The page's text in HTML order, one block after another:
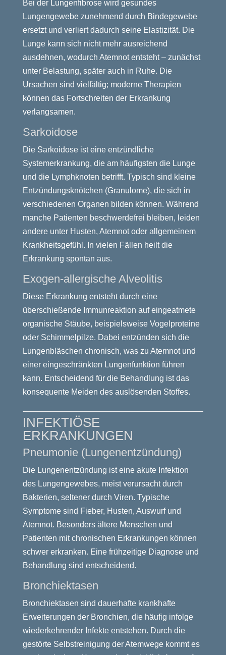
Bei der Lungenfibrose wird gesundes
Lungengewebe zunehmend durch Bindegewebe
ersetzt und verliert dadurch seine Elastizität. Die
Lunge kann sich nicht mehr ausreichend
ausdehnen, wodurch Atemnot entsteht – zunächst
unter Belastung, später auch in Ruhe. Die
Ursachen sind vielfältig; moderne Therapien
können das Fortschreiten der Erkrankung
verlangsamen.
Sarkoidose
Die Sarkoidose ist eine entzündliche
Systemerkrankung, die am häufigsten die Lunge
und die Lymphknoten betrifft. Typisch sind kleine
Entzündungsknötchen (Granulome), die sich in
verschiedenen Organen bilden können. Während
manche Patienten beschwerdefrei bleiben, leiden
andere unter Husten, Atemnot oder allgemeinem
Krankheitsgefühl. In vielen Fällen heilt die
Erkrankung spontan aus.
Exogen-allergische Alveolitis
Diese Erkrankung entsteht durch eine
überschießende Immunreaktion auf eingeatmete
organische Stäube, beispielsweise Vogelproteine
oder Schimmelpilze. Dabei entzünden sich die
Lungenbläschen chronisch, was zu Atemnot und
einer eingeschränkten Lungenfunktion führen
kann. Entscheidend für die Behandlung ist das
konsequente Meiden des auslösenden Stoffes.
INFEKTIÖSE
ERKRANKUNGEN
Pneumonie (Lungenentzündung)
Die Lungenentzündung ist eine akute Infektion
des Lungengewebes, meist verursacht durch
Bakterien, seltener durch Viren. Typische
Symptome sind Fieber, Husten, Auswurf und
Atemnot. Besonders ältere Menschen und
Patienten mit chronischen Erkrankungen können
schwer erkranken. Eine frühzeitige Diagnose und
Behandlung sind entscheidend.
Bronchiektasen
Bronchiektasen sind dauerhafte krankhafte
Erweiterungen der Bronchien, die häufig infolge
wiederkehrender Infekte entstehen. Durch die
gestörte Selbstreinigung der Atemwege kommt es